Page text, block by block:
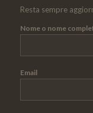
Resta sempre
Nome o nome
Email